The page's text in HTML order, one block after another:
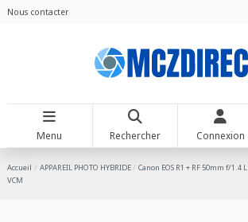
Nous contacter
Menu Rechercher Connexion
Accueil APPAREIL PHOTO HYBRIDE
Canon EOS R1 + RF 50mm f/1.4 L
VCM